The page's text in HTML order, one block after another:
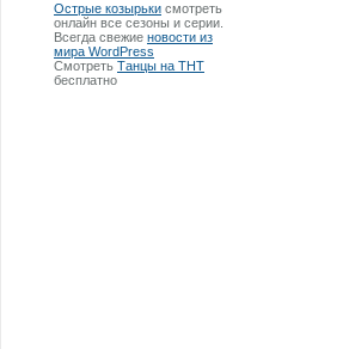
Острые козырьки смотреть
онлайн все сезоны и серии.
Всегда свежие новости из
мира WordPress
Смотреть Танцы на ТНТ
бесплатно